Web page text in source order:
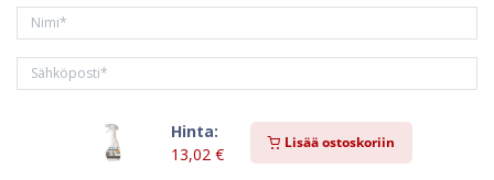
Hinta:
13,02€
Lisää ostoskoriin
Tilaa kirjeemme